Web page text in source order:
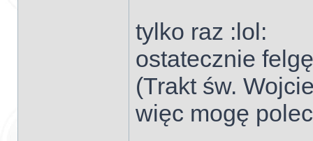
tylko raz :lol:
ostatecznie
(Trakt św.
więc mogę